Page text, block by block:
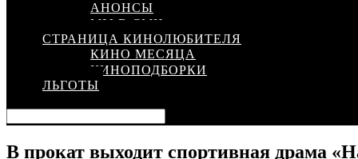
АНОНСЫ
МЫ В СМИ
СТРАНИЦА КИНОЛЮБИТЕЛЯ
КИНО МЕСЯЦА
КИНОПОДБОРКИ
ЛЬГОТЫ
В прокат выходит спортивная драма